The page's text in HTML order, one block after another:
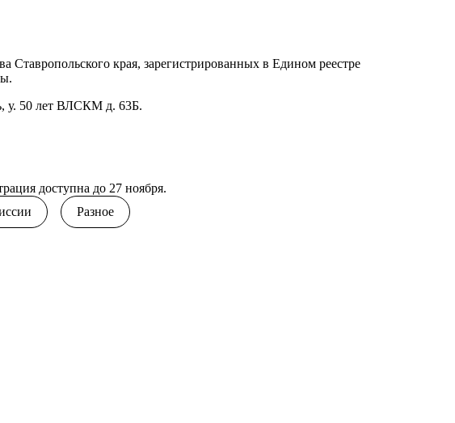
Ставропольского края, зарегистрированных в Едином реестре
у. 50 лет ВЛСКМ д. 63Б.
доступна до 27 ноября.
Разное